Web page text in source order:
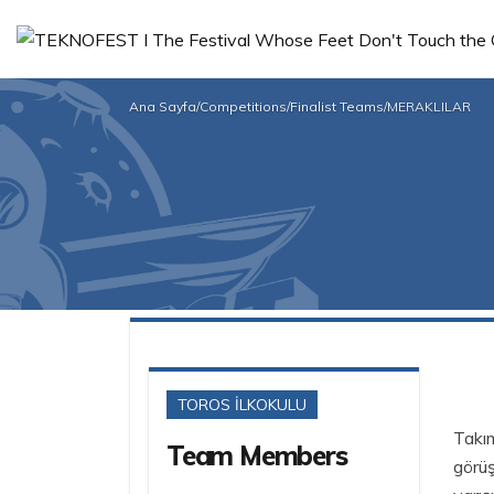
Ana Sayfa/Competitions/Finalist Teams/MERAKLILAR
TOROS İLKOKULU
Team Members